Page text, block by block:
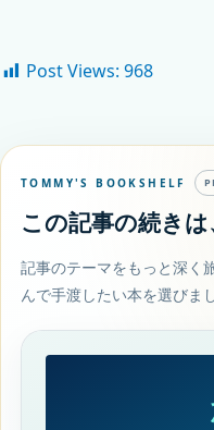
Post Views: 968
TOMMY'S BOOKSHELF
この記事の続きは
記事のテーマをもっと深く
んで手渡したい本を選びまし